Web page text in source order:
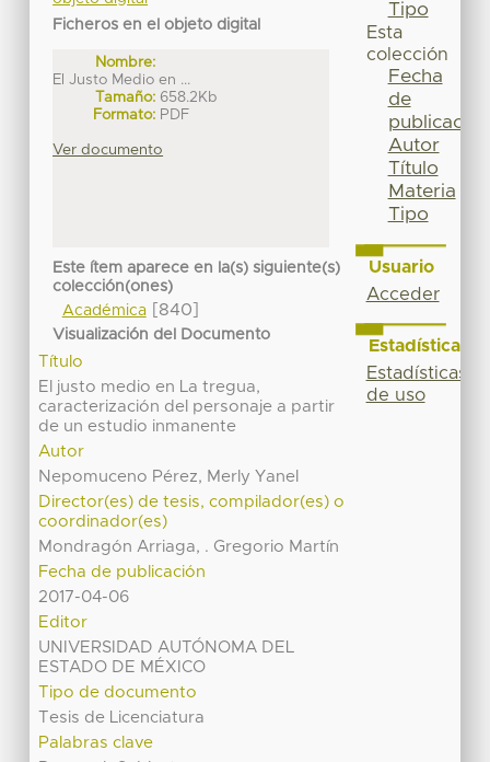
Ficheros en el objeto digital
Nombre:
El Justo Medio en ...
Tamaño: 658.2Kb
Formato: PDF
Ver documento
Este ítem aparece en la(s) siguiente(s)
colección(ones)
Académica[840]
Visualización del Documento
Título
El justo medio en La tregua,
caracterización del personaje a partir
de un estudio inmanente
Autor
Nepomuceno Pérez, Merly Yanel
Director(es) de tesis, compilador(es) o
coordinador(es)
Mondragón Arriaga, . Gregorio Martín
Fecha de publicación
2017-04-06
Editor
UNIVERSIDAD AUTÓNOMA DEL
ESTADO DE MÉXICO
Tipo de documento
Tesis de Licenciatura
Palabras clave
Tipo
Esta
colección
Fecha
de
publicación
Autor
Título
Materia
Tipo
Usuario
Acceder
Estadísticas
Estadísticas
de uso